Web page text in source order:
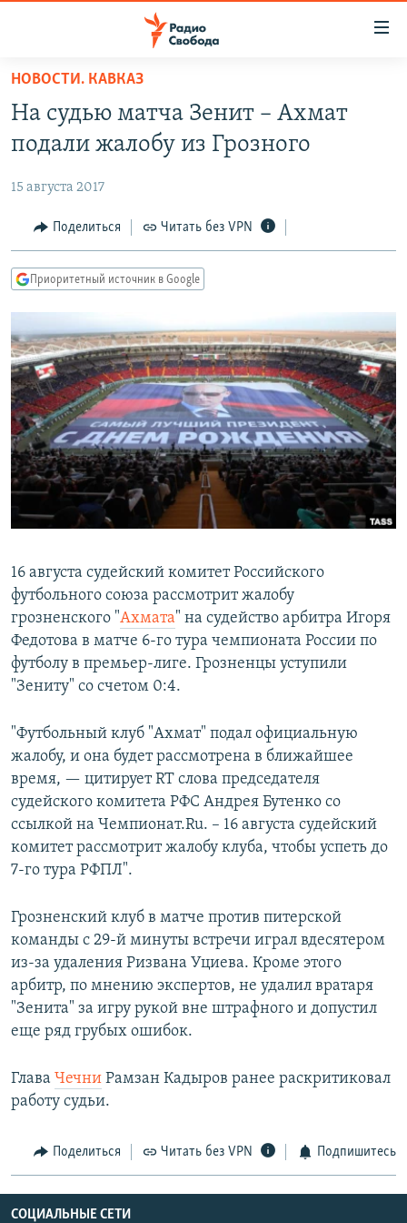
упрощенного
доступа
основному
Вернутся
главной
навигации
Вернутся
поиску
ПОДКАСТЫ
АВТОРСКИЕ ПРОЕКТЫ
ЦИТАТЫ СВОБОДЫ
МНЕНИЯ
IDEL.РЕАЛИИ
КАВКАЗ.РЕАЛИИ
СЕВЕР.РЕАЛИИ
СИБИРЬ.РЕАЛИИ
РАСПИСАНИЕ ВЕЩАНИЯ
ПОДПИШИТЕСЬ НА РАССЫЛКУ
СОЦИАЛЬНЫЕ СЕТИ
Все сайты РСЕ/РС
НОВОСТИ. КАВКАЗ
На судью матча Зенит – Ахмат
подали жалобу из Грозного
15 августа 2017
Поделиться Читать без VPN
Приоритетный источник в Google
16 августа судейский комитет Российского
футбольного союза рассмотрит жалобу
грозненского "Ахмата" на судейство арбитра Игоря
Федотова в матче 6-го тура чемпионата России по
футболу в премьер-лиге. Грозненцы уступили
"Зениту" со счетом 0:4.
"Футбольный клуб "Ахмат" подал официальную
жалобу, и она будет рассмотрена в ближайшее
время, — цитирует RT слова председателя
судейского комитета РФС Андрея Бутенко со
ссылкой на Чемпионат.Ru. – 16 августа судейский
комитет рассмотрит жалобу клуба, чтобы успеть до
7-го тура РФПЛ".
Грозненский клуб в матче против питерской
команды с 29-й минуты встречи играл вдесятером
из-за удаления Ризвана Уциева. Кроме этого
арбитр, по мнению экспертов, не удалил вратаря
"Зенита" за игру рукой вне штрафного и допустил
еще ряд грубых ошибок.
Глава Чечни Рамзан Кадыров ранее раскритиковал
работу судьи.
Поделиться Читать без VPN Подпишитесь
СОЦИАЛЬНЫЕ СЕТИ